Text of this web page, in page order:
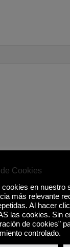
Eco, 90
Cookies
en nuestro
más relevante
Al hacer
las cookies. Sin
de cookies"
controlado.